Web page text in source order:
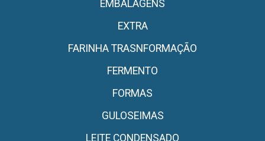
EMBALAGENS
EXTRA
FARINHA TRASNFORMAÇÃO
FERMENTO
FORMAS
GULOSEIMAS
LEITE CONDENSADO